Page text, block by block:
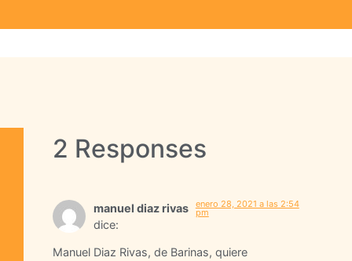
2 Responses
manuel diaz rivas
dice:
enero 28, 2021 a las 2:54
pm
Manuel Diaz Rivas, de Barinas, quiere